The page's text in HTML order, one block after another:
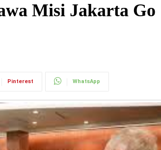
Misi Jakarta Go
Pinterest WhatsApp